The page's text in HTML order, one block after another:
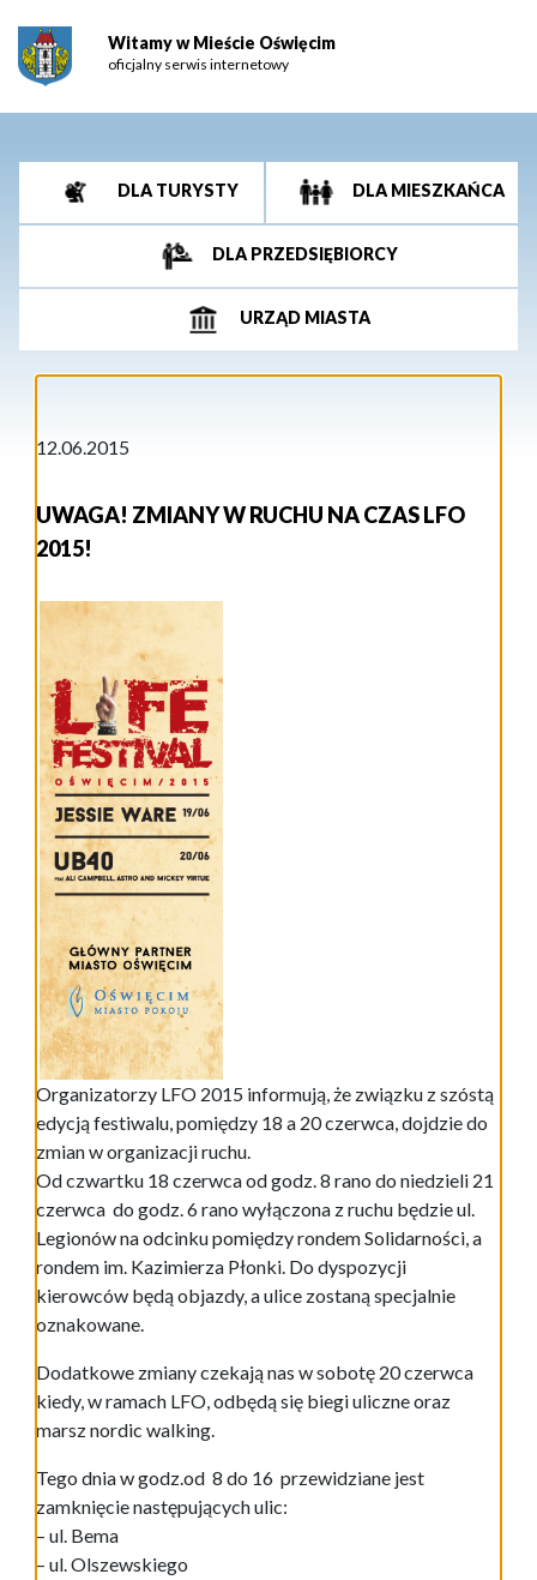
Witamy w Mieście Oświęcim
oficjalny serwis internetowy
DLA TURYSTY DLA MIESZKAŃCA
DLA PRZEDSIĘBIORCY
URZĄD MIASTA
12.06.2015
UWAGA! ZMIANY W RUCHU NA CZAS LFO
2015!
Organizatorzy LFO 2015 informują, że związku z szóstą
edycją festiwalu, pomiędzy 18 a 20 czerwca, dojdzie do
zmian w organizacji ruchu.
Od czwartku 18 czerwca od godz. 8 rano do niedzieli 21
czerwca do godz. 6 rano wyłączona z ruchu będzie ul.
Legionów na odcinku pomiędzy rondem Solidarności, a
rondem im. Kazimierza Płonki. Do dyspozycji
kierowców będą objazdy, a ulice zostaną specjalnie
oznakowane.
Dodatkowe zmiany czekają nas w sobotę 20 czerwca
kiedy, w ramach LFO, odbędą się biegi uliczne oraz
marsz nordic walking.
Tego dnia w godz.od 8 do 16 przewidziane jest
zamknięcie następujących ulic:
– ul. Bema
– ul. Olszewskiego